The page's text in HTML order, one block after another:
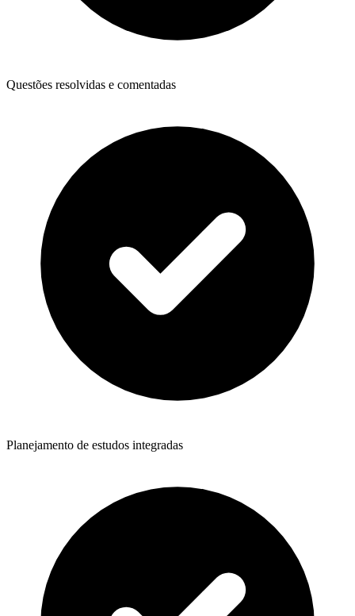
Questões resolvidas e comentadas
Planejamento de estudos integradas